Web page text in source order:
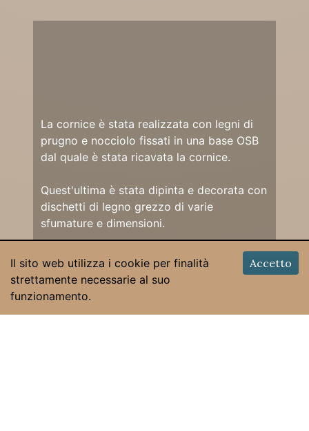
La cornice è stata realizzata con legni di
prugno e nocciolo fissati in una base OSB
dal quale è stata ricavata la cornice.
Quest'ultima è stata dipinta e decorata con
dischetti di legno grezzo di varie
sfumature e dimensioni.
Un giro di corda definisce il bordo interno
della cornice.
Il sito web utilizza i cookie per finalità
strettamente necessarie al suo
funzionamento.
Accetto